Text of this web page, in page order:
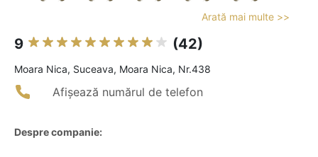
Arată mai multe >>
9 (42)
Moara Nica, Suceava, Moara Nica, Nr.438
Afișează numărul de telefon
Despre companie: